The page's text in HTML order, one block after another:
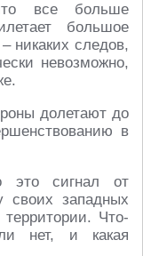
все больше
большое
никаких следов,
невозможно,
долетают до
в
сигнал от
своих западных
Что-
нет, и какая